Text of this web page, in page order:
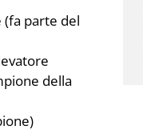
(fa parte del
della